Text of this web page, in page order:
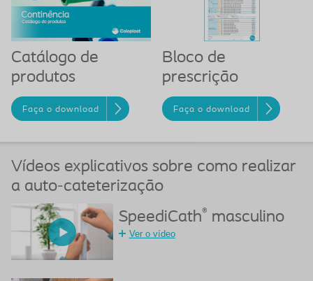
Catálogo de
produtos
Faça o download
Bloco de
prescrição
Faça o download
Vídeos explicativos sobre como realizar
a auto-cateterização
SpeediCath® masculino
Ver o vídeo